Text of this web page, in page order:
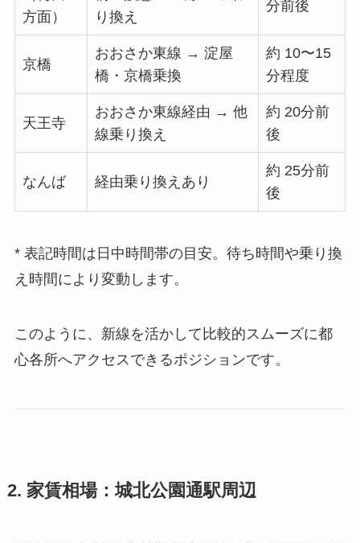
方面）
り換え
分前後
京橋
おおさか東線 → 淀屋
橋・京橋乗換
約 10〜15
分程度
天王寺
おおさか東線経由 → 他
線乗り換え
約 20分前
後
なんば 経由乗り換えあり
約 25分前
後
* 表記時間は日中時間帯の目安。待ち時間や乗り換
え時間により変動します。
このように、新線を活かして比較的スムーズに都
心各所へアクセスできるポジションです。
2. 家賃相場：城北公園通駅周辺